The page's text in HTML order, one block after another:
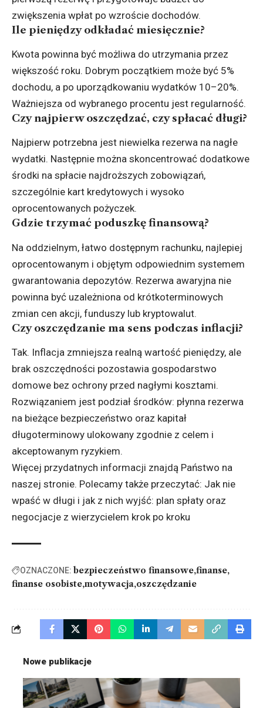
zwiększenia wpłat po wzroście dochodów.
Ile pieniędzy odkładać miesięcznie?
Kwota powinna być możliwa do utrzymania przez
większość roku. Dobrym początkiem może być 5%
dochodu, a po uporządkowaniu wydatków 10–20%.
Ważniejsza od wybranego procentu jest regularność.
Czy najpierw oszczędzać, czy spłacać długi?
Najpierw potrzebna jest niewielka rezerwa na nagłe
wydatki. Następnie można skoncentrować dodatkowe
środki na spłacie najdroższych zobowiązań,
szczególnie kart kredytowych i wysoko
oprocentowanych pożyczek.
Gdzie trzymać poduszkę finansową?
Na oddzielnym, łatwo dostępnym rachunku, najlepiej
oprocentowanym i objętym odpowiednim systemem
gwarantowania depozytów. Rezerwa awaryjna nie
powinna być uzależniona od krótkoterminowych
zmian cen akcji, funduszy lub kryptowalut.
Czy oszczędzanie ma sens podczas inflacji?
Tak. Inflacja zmniejsza realną wartość pieniędzy, ale
brak oszczędności pozostawia gospodarstwo
domowe bez ochrony przed nagłymi kosztami.
Rozwiązaniem jest podział środków: płynna rezerwa
na bieżące bezpieczeństwo oraz kapitał
długoterminowy ulokowany zgodnie z celem i
akceptowanym ryzykiem.
Więcej przydatnych informacji znajdą Państwo na
naszej stronie. Polecamy także przeczytać: Jak nie
wpaść w długi i jak z nich wyjść: plan spłaty oraz
negocjacje z wierzycielem krok po kroku
OZNACZONE: bezpieczeństwo finansowe finanse
finanse osobiste motywacja oszczędzanie
Nowe publikacje